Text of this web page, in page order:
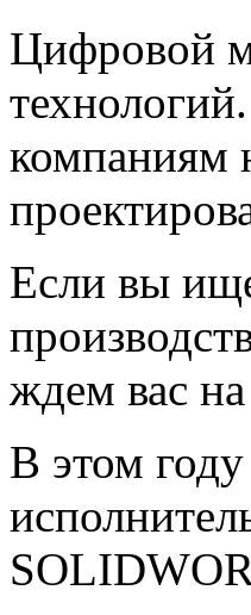
Цифровой
компаниям
Если вы
ждем вас на
В этом